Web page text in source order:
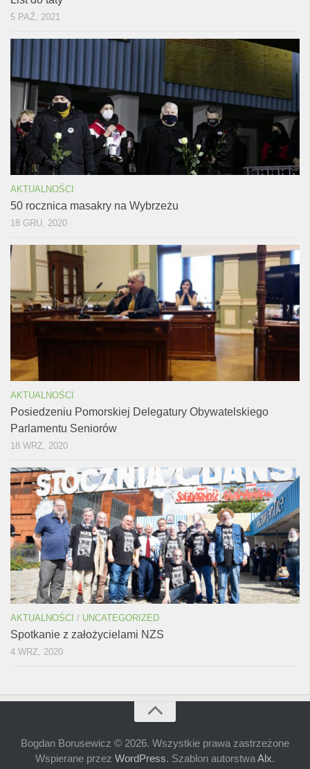
5 PAŹ, 2021
AKTUALNOŚCI
50 rocznica masakry na Wybrzeżu
18 GRU, 2020
AKTUALNOŚCI
Posiedzeniu Pomorskiej Delegatury Obywatelskiego
Parlamentu Seniorów
18 WRZ, 2020
AKTUALNOŚCI / UNCATEGORIZED
Spotkanie z założycielami NZS
4 WRZ, 2020
Bogdan Borusewicz © 2026. Wszystkie prawa zastrzeżone
Wspierane przez WordPress. Szablon autorstwaAlx.